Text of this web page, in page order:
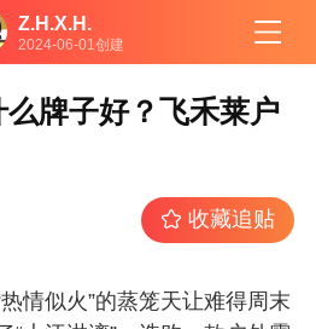
Z.H.X.H.
2024-06-01创建
么牌子好？飞禾莱户
收藏追贴
似火”的蒸笼天让难得周末